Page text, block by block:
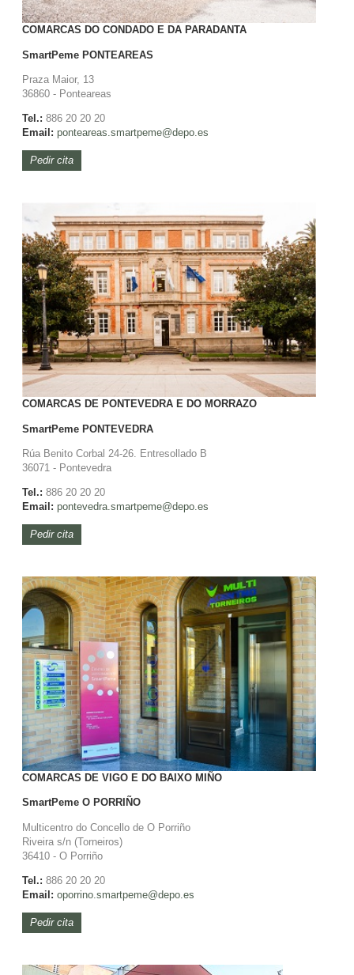
COMARCAS DO CONDADO E DA PARADANTA
SmartPemePONTEAREAS
Praza Maior, 13
36860 - Ponteareas
Tel.: 886 20 20 20
Email: ponteareas.smartpeme@depo.es
Pedir cita
COMARCAS DE PONTEVEDRA E DO MORRAZO
SmartPemePONTEVEDRA
Rúa Benito Corbal 24-26. Entresollado B
36071 - Pontevedra
Tel.: 886 20 20 20
Email: pontevedra.smartpeme@depo.es
Pedir cita
COMARCAS DE VIGO E DO BAIXO MIÑO
SmartPemeO PORRIÑO
Multicentro do Concello de O Porriño
Riveira s/n (Torneiros)
36410 - O Porriño
Tel.: 886 20 20 20
Email: oporrino.smartpeme@depo.es
Pedir cita